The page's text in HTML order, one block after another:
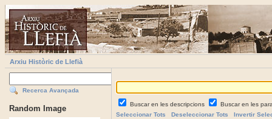
Arxiu Històric de Llefià
Recerca Avançada
Random Image Buscar en les descripcions
Buscar en les
Seleccionar Tots
Deseleccionar Tots Invertir